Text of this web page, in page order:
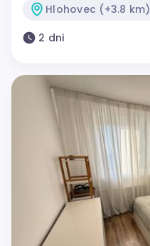
Hlohovec (+3.8 km)
2 dni